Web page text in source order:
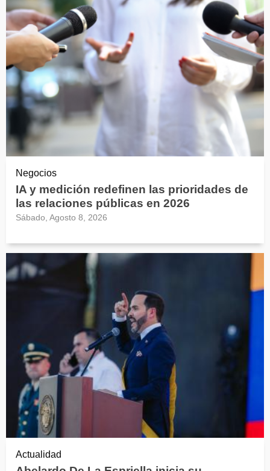
Negocios
IA y medición redefinen las prioridades de
las relaciones públicas en 2026
Sábado, Agosto 8, 2026
Actualidad